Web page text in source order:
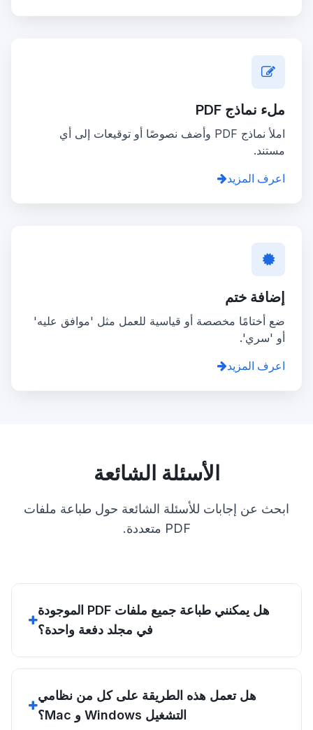
ملء نماذج PDF
املأ نماذج PDF وأضف نصوصًا أو توقيعات إلى أي
مستند.
اعرف المزيد
إضافة ختم
ضع أختامًا مخصصة أو قياسية للعمل مثل 'موافق عليه'
أو 'سري'.
اعرف المزيد
الأسئلة الشائعة
ابحث عن إجابات للأسئلة الشائعة حول طباعة ملفات
PDF متعددة.
هل يمكنني طباعة جميع ملفات PDF الموجودة
في مجلد دفعة واحدة؟
هل تعمل هذه الطريقة على كل من نظامي
التشغيل Windows و Mac؟